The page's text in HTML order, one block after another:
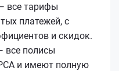
все тарифы
платежей, с
и скидок.
все полисы
и имеют полную